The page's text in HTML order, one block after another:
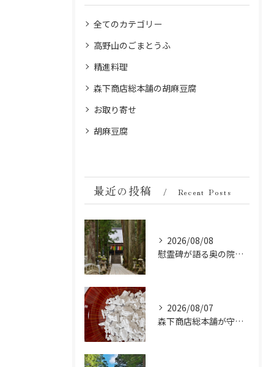
全てのカテゴリー
高野山のごまとうふ
精進料理
森下商店総本舗の胡麻豆腐
お取り寄せ
胡麻豆腐
最近の投稿 Recent Posts
2026/08/08
慰霊碑が語る奥の院の過去：祈りと歴史の中間地点
2026/08/07
森下商店総本舗が守り続ける伝統の胡麻豆腐に使う吉野葛の純度と効能